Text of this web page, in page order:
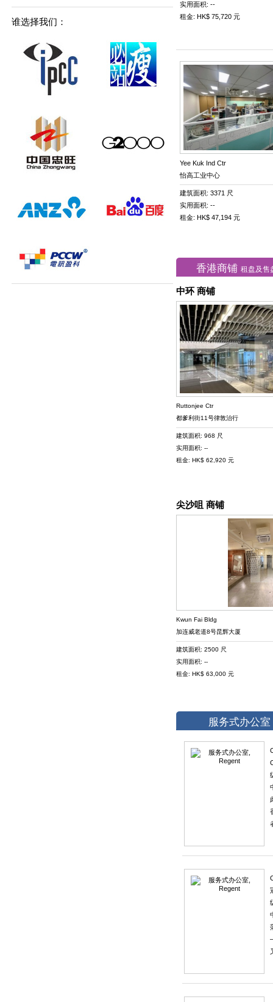
谁选择我们：
实用面积: --
租金: HK$ 75,720 元
Yee Kuk Ind Ctr
怡高工业中心
建筑面积: 3371 尺
实用面积: --
租金: HK$ 47,194 元
香港商铺 租盘及售
中环 商铺
Ruttonjee Ctr
都爹利街11号律敦治行
建筑面积: 968 尺
实用面积: --
租金: HK$ 62,920 元
尖沙咀 商铺
Kwun Fai Bldg
加连威老道8号昆辉大厦
建筑面积: 2500 尺
实用面积: --
租金: HK$ 63,000 元
服务式办公室